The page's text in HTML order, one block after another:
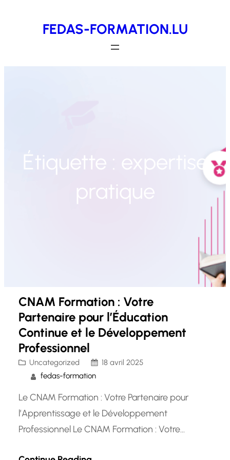
FEDAS-FORMATION.LU
Étiquette : expertise
pratique
CNAM Formation : Votre
Partenaire pour l’Éducation
Continue et le Développement
Professionnel
Uncategorized
18 avril 2025
fedas-formation
Le CNAM Formation : Votre Partenaire pour
l’Apprentissage et le Développement
Professionnel Le CNAM Formation : Votre